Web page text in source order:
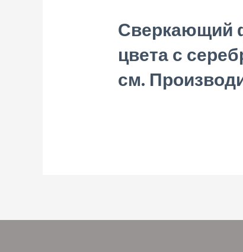
Сверкающий
цвета с
см.